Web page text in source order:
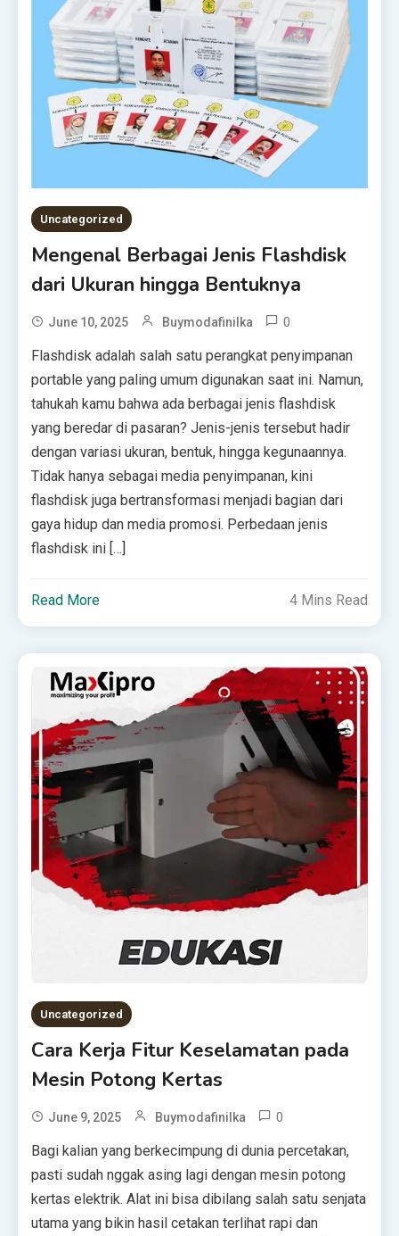
Uncategorized
Mengenal Berbagai Jenis Flashdisk
dari Ukuran hingga Bentuknya
June 10, 2025 Buymodafinilka 0
Flashdisk adalah salah satu perangkat penyimpanan
portable yang paling umum digunakan saat ini. Namun,
tahukah kamu bahwa ada berbagai jenis flashdisk
yang beredar di pasaran? Jenis-jenis tersebut hadir
dengan variasi ukuran, bentuk, hingga kegunaannya.
Tidak hanya sebagai media penyimpanan, kini
flashdisk juga bertransformasi menjadi bagian dari
gaya hidup dan media promosi. Perbedaan jenis
flashdisk ini […]
Read More 4 Mins Read
Uncategorized
Cara Kerja Fitur Keselamatan pada
Mesin Potong Kertas
June 9, 2025 Buymodafinilka 0
Bagi kalian yang berkecimpung di dunia percetakan,
pasti sudah nggak asing lagi dengan mesin potong
kertas elektrik. Alat ini bisa dibilang salah satu senjata
utama yang bikin hasil cetakan terlihat rapi dan